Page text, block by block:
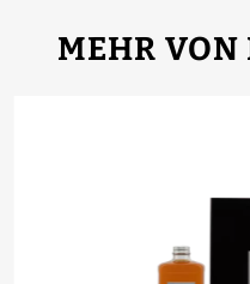
MEHR VON